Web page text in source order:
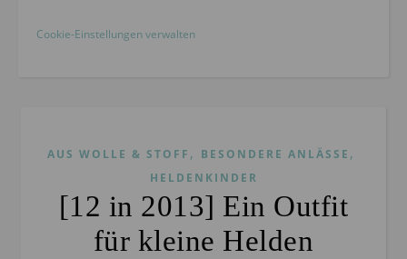
Cookie-Einstellungen verwalten
AUS WOLLE & STOFF , BESONDERE ANLÄSSE ,
HELDENKINDER
[12 in 2013] Ein Outfit
für kleine Helden